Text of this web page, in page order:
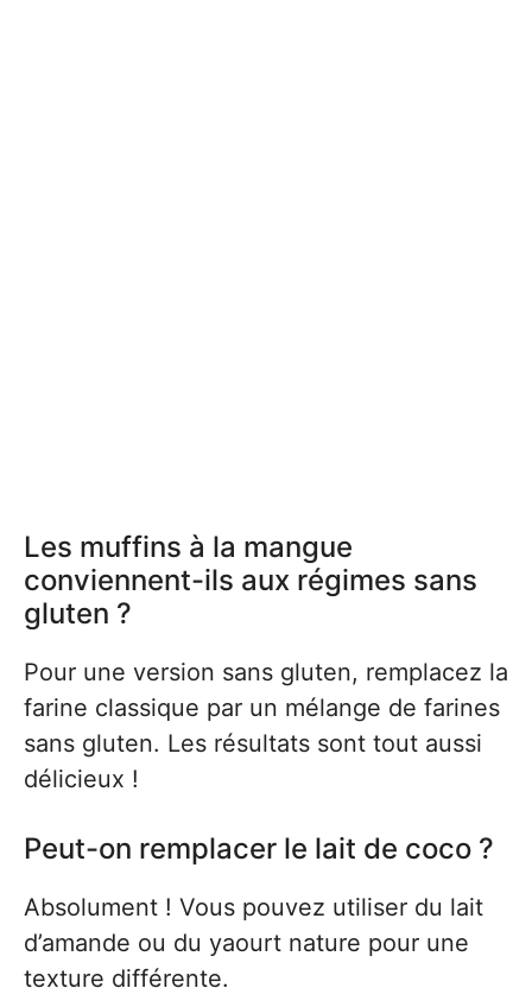
Les muffins à la mangue
conviennent-ils aux régimes sans
gluten ?
Pour une version sans gluten, remplacez la
farine classique par un mélange de farines
sans gluten. Les résultats sont tout aussi
délicieux !
Peut-on remplacer le lait de coco ?
Absolument ! Vous pouvez utiliser du lait
d’amande ou du yaourt nature pour une
texture différente.